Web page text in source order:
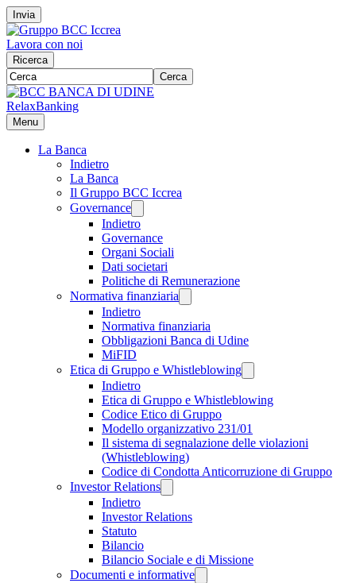
Invia
Lavora con noi
Ricerca
Cerca
RelaxBanking
Menu
La Banca
Indietro
La Banca
Il Gruppo BCC Iccrea
Governance
Indietro
Governance
Organi Sociali
Dati societari
Politiche di Remunerazione
Normativa finanziaria
Indietro
Normativa finanziaria
Obbligazioni Banca di Udine
MiFID
Etica di Gruppo e Whistleblowing
Indietro
Etica di Gruppo e Whistleblowing
Codice Etico di Gruppo
Modello organizzativo 231/01
Il sistema di segnalazione delle violazioni
(Whistleblowing)
Codice di Condotta Anticorruzione di Gruppo
Investor Relations
Indietro
Investor Relations
Statuto
Bilancio
Bilancio Sociale e di Missione
Documenti e informative